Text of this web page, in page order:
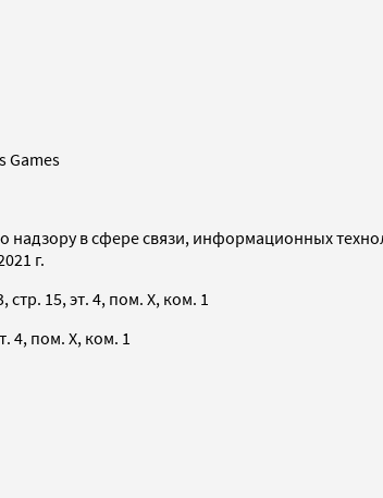
Games
надзору в сфере связи, информационных
г.
15, эт. 4, пом. X, ком. 1
4, пом. X, ком. 1